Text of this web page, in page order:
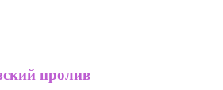
пролив